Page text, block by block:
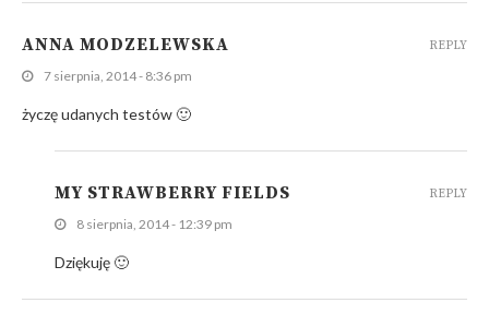
ANNA MODZELEWSKA
7 sierpnia, 2014 - 8:36 pm
życzę udanych testów 🙂
REPLY
MY STRAWBERRY FIELDS
8 sierpnia, 2014 - 12:39 pm
Dziękuję 🙂
REPLY